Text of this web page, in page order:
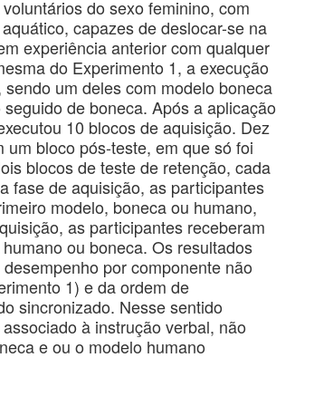
do sexo feminino, com
capazes de deslocar-se na
experiência anterior com qualquer
do Experimento 1, a execução
um deles com modelo boneca
de boneca. Após a aplicação
10 blocos de aquisição. Dez
bloco pós-teste, em que só foi
blocos de teste de retenção, cada
fase de aquisição, as participantes
modelo, boneca ou humano,
as participantes receberam
ou boneca. Os resultados
por componente não
1) e da ordem de
sincronizado. Nesse sentido
à instrução verbal, não
e ou o modelo humano